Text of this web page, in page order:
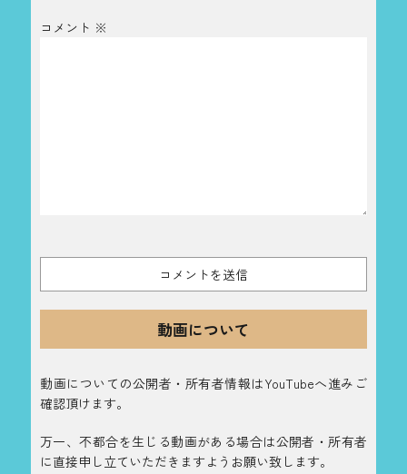
コメント ※
動画について
動画についての公開者・所有者情報はYouTubeへ進みご
確認頂けます。
万一、不都合を生じる動画がある場合は公開者・所有者
に直接申し立ていただきますようお願い致します。